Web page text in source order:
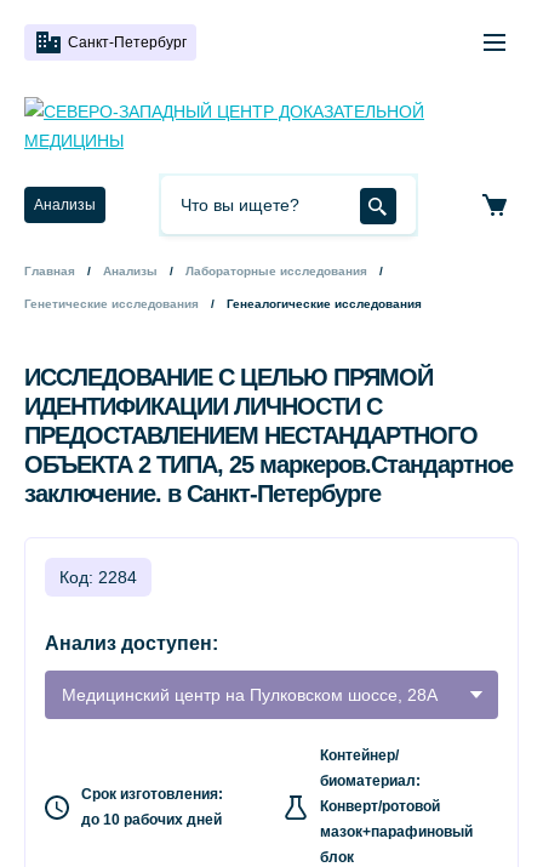
Санкт-Петербург
Анализы
Главная Анализы Лабораторные исследования
Генетические исследования Генеалогические исследования
ИССЛЕДОВАНИЕ С ЦЕЛЬЮ ПРЯМОЙ
ИДЕНТИФИКАЦИИ ЛИЧНОСТИ С
ПРЕДОСТАВЛЕНИЕМ НЕСТАНДАРТНОГО
ОБЪЕКТА 2 ТИПА, 25 маркеров.Стандартное
заключение. в Санкт-Петербурге
Код: 2284
Анализ доступен:
Медицинский центр на Пулковском шоссе, 28А
Срок изготовления:
до 10 рабочих дней
Контейнер/
биоматериал:
Конверт/ротовой
мазок+парафиновый
блок